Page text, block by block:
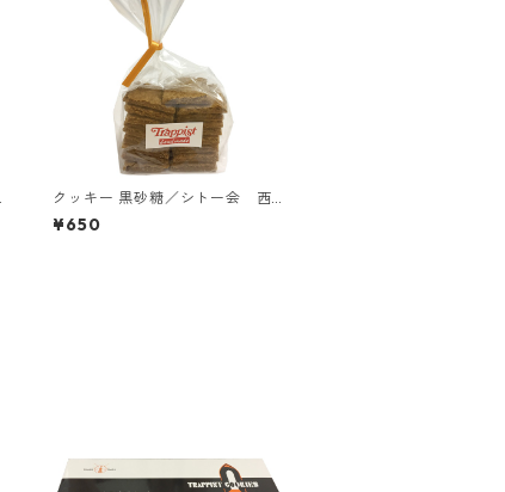
クッキー 黒砂糖／シトー会 西
宮トラピスチヌ修道院
¥650